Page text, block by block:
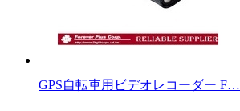
GPS自転車用ビデオレコーダー F…